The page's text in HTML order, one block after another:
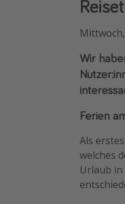
Normandie Urlaub
Kefalonia Urlaub
Japan Rundreise
Wir
Ferien
Als
welches
Urlaub in